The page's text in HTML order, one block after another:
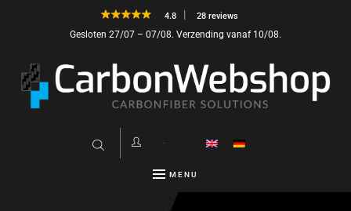
4.8 28 reviews
Gesloten 27/07 – 07/08. Verzending vanaf 10/08.
MENU